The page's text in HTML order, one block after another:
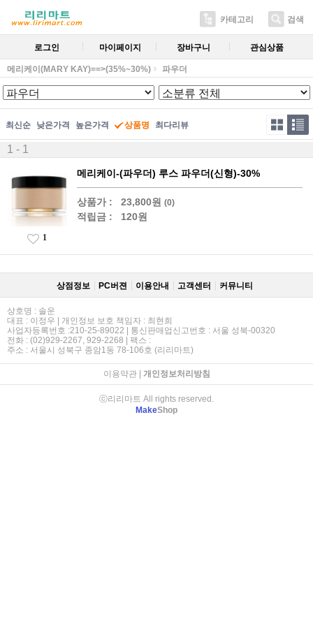
카테고리 검색
로그인 마이페이지 장바구니 관심상품
메리케이(MARY KAY)==>(35%~30%) 파우더
최신순 낮은가격 높은가격 상품명 최다리뷰
1 - 1
메리케이-(파우더) 루스 파우더(신형)-30%
상품가 : 23,800원 (0)
적립금 : 120원
1
상점정보 PC버젼 이용안내 고객센터 커뮤니티
상호명 : 솔운
대표 : 이정우 | 개인정보 보호 책임자 : 최현희
사업자등록번호 :210-25-89022 | 통신판매업신고번호 : 서울 성북-00320
전화 : (02)929-2267, 929-2268 | 팩스 :
주소 : 서울시 성북구 종암1동 78-106호 (리리마트)
이용약관| 개인정보처리방침
ⓒ리리마트 All rights reserved.
MakeShop